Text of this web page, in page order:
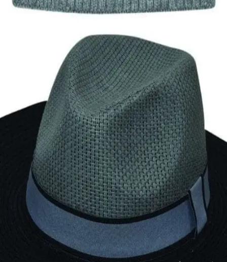
9,00€
Quick View